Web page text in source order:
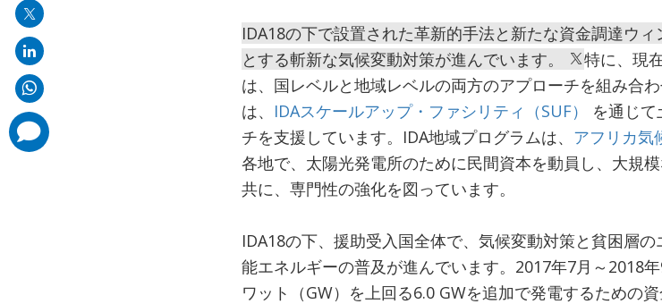
IDA18の下で設置された革新的手法と新たな資金調達ウ
とする斬新な気候変動対策が進んでいます。
特に、現
は、国レベルと地域レベルの両方のアプローチを組み合
は、
IDAスケールアップ・ファシリティ（SUF）
を通じ
チを支援しています。IDA地域プログラムは、 アフリカ気
各地で、太陽光発電所のために民間資本を動員し、大規
共に、専門性の強化を図っています。
IDA18の下、援助受入国全体で、気候変動対策と貧困層
能エネルギーの普及が進んでいます。2017年7月～2018
ワット（GW）を上回る6.0 GWを追加で発電するための資
comments
added